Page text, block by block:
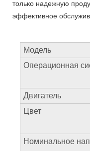
только надежную
эффективное
Модель
Операционная
Двигатель
Цвет
Номинальное